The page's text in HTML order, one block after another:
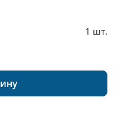
1 шт.